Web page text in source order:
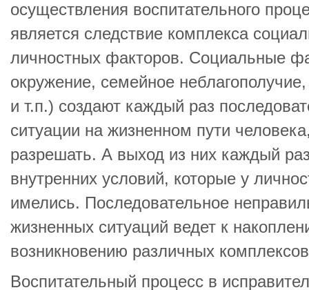
осуществления воспитательного
является следствие комплекса
личностных факторов. Социальные
окружение, семейное
и т.п.) создают каждый раз
ситуации на жизненном пути
разрешать. А выход из них каждый раз
внутренних условий, которые у
имелись. Последовательное
жизненных ситуаций ведет к
возникновению различных
Воспитательный процесс в